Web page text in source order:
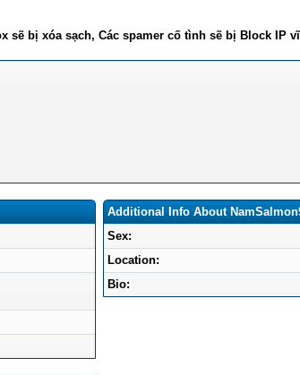
sẽ bị xóa sạch, Các spamer cố tình sẽ bị Block IP
Additional Info About
Sex:
Location:
Bio: